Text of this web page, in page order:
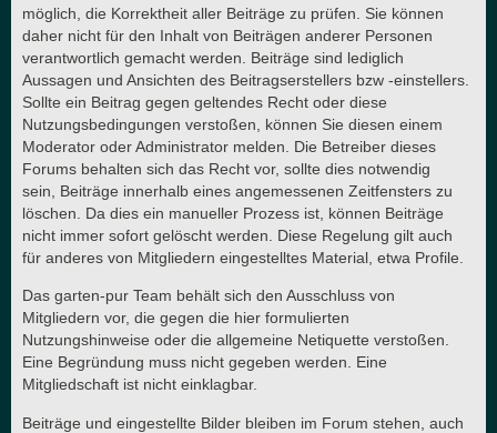
möglich, die Korrektheit aller Beiträge zu prüfen. Sie können
daher nicht für den Inhalt von Beiträgen anderer Personen
verantwortlich gemacht werden. Beiträge sind lediglich
Aussagen und Ansichten des Beitragserstellers bzw -einstellers.
Sollte ein Beitrag gegen geltendes Recht oder diese
Nutzungsbedingungen verstoßen, können Sie diesen einem
Moderator oder Administrator melden. Die Betreiber dieses
Forums behalten sich das Recht vor, sollte dies notwendig
sein, Beiträge innerhalb eines angemessenen Zeitfensters zu
löschen. Da dies ein manueller Prozess ist, können Beiträge
nicht immer sofort gelöscht werden. Diese Regelung gilt auch
für anderes von Mitgliedern eingestelltes Material, etwa Profile.
Das garten-pur Team behält sich den Ausschluss von
Mitgliedern vor, die gegen die hier formulierten
Nutzungshinweise oder die allgemeine Netiquette verstoßen.
Eine Begründung muss nicht gegeben werden. Eine
Mitgliedschaft ist nicht einklagbar.
Beiträge und eingestellte Bilder bleiben im Forum stehen, auch